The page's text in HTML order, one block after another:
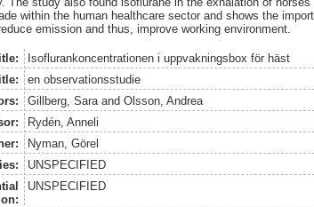
within the human healthcare sector and shows the
emission and thus, improve working environment.
Isoflurankoncentrationen i uppvakningsbox för häst
en observationsstudie
Gillberg, Saraand Olsson, Andrea
Rydén, Anneli
Nyman, Görel
UNSPECIFIED
UNSPECIFIED